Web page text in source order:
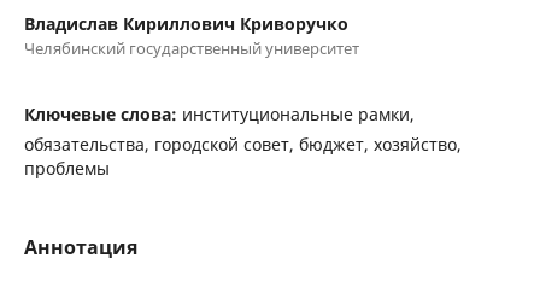
Владислав Кириллович Криворучко
Челябинский государственный университет
Ключевые слова: институциональные рамки,
обязательства, городской совет, бюджет, хозяйство,
проблемы
Аннотация